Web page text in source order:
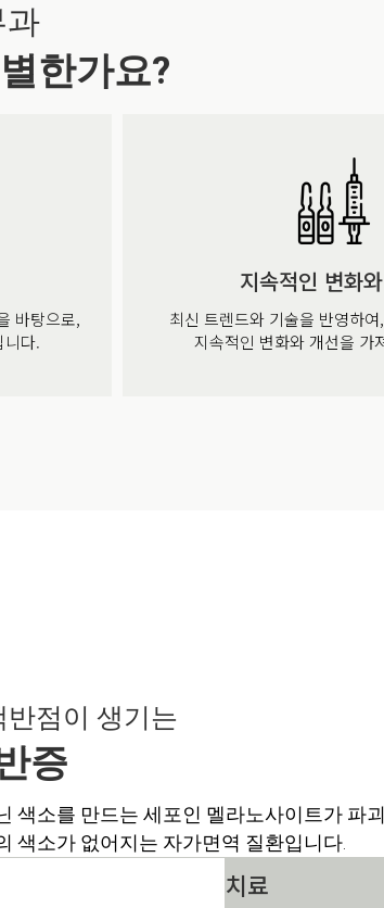
과
한가요?
바탕으로,
니다.
지속적인 변화
최신 트렌드와 기술을 반영하
지속적인 변화와 개선을 가
반점이 생기는
증
색소를 만드는 세포인 멜라노사이트가 파
색소가 없어지는 자가면역 질환입니다.
치료